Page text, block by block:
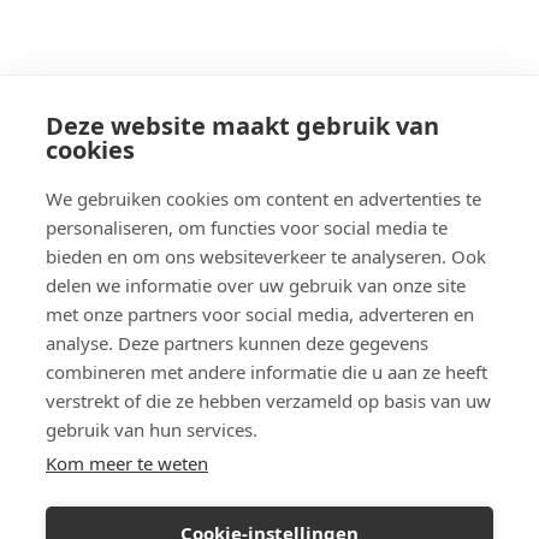
Deze website maakt gebruik van
cookies
We gebruiken cookies om content en advertenties te
personaliseren, om functies voor social media te
bieden en om ons websiteverkeer te analyseren. Ook
delen we informatie over uw gebruik van onze site
met onze partners voor social media, adverteren en
analyse. Deze partners kunnen deze gegevens
combineren met andere informatie die u aan ze heeft
verstrekt of die ze hebben verzameld op basis van uw
gebruik van hun services.
Kom meer te weten
Cookie-instellingen